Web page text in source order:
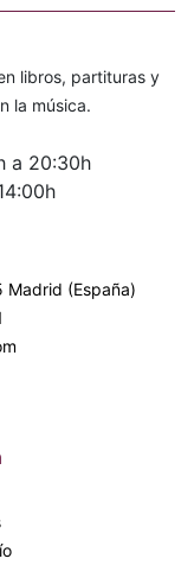
libros, partituras y
la música.
a 20:30h
Madrid (España)